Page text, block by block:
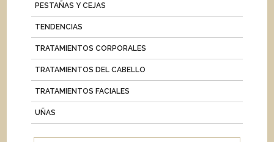
PESTAÑAS Y CEJAS
TENDENCIAS
TRATAMIENTOS CORPORALES
TRATAMIENTOS DEL CABELLO
TRATAMIENTOS FACIALES
UÑAS